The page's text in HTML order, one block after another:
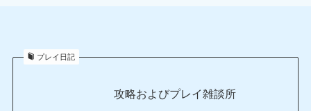
プレイ日記
攻略およびプレイ雑談所